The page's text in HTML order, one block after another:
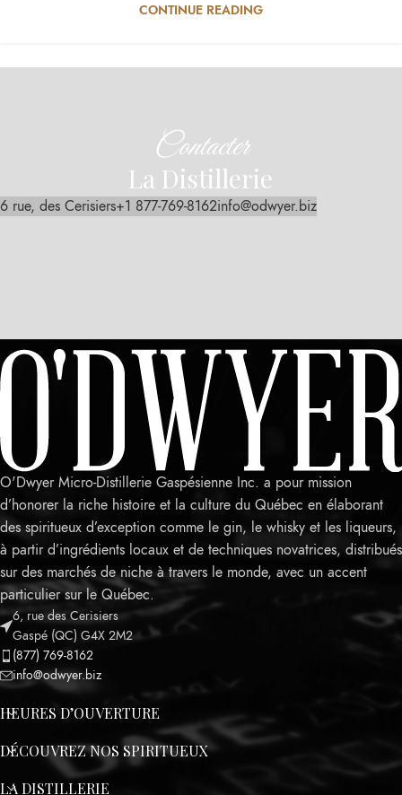
CONTINUE READING
Contacter
La Distillerie
6 rue, des Cerisiers+1 877-769-8162info@odwyer.biz
Leaflet
O'Dwyer Micro-Distillerie Gaspésienne Inc. a pour mission
d’honorer la riche histoire et la culture du Québec en élaborant
des spiritueux d’exception comme le gin, le whisky et les liqueurs,
à partir d’ingrédients locaux et de techniques novatrices, distribués
sur des marchés de niche à travers le monde, avec un accent
particulier sur le Québec.
6, rue des Cerisiers
Gaspé (QC) G4X 2M2
(877) 769-8162
info@odwyer.biz
HEURES D’OUVERTURE
DÉCOUVREZ NOS SPIRITUEUX
LA DISTILLERIE